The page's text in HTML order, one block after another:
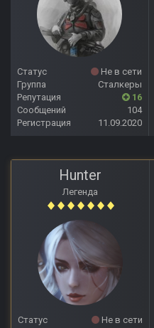
Статус
Не в сети
Группа
Сталкеры
Репутация
16
Сообщений
104
Регистрация
11.09.2020
Hunter
Легенда
Статус
Не в сети